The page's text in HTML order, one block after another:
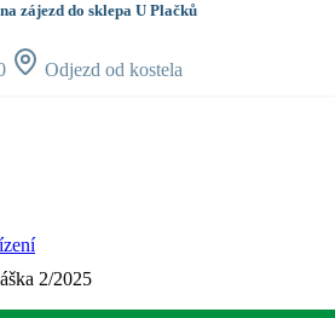
zájezd do sklepa U Plačků
Odjezd od kostela
2/2025